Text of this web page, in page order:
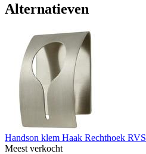
Alternatieven
Handson klem Haak Rechthoek RVS
Meest verkocht